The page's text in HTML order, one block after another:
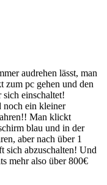
audrehen lässt, man
zum pc gehen und den
einschaltet!
noch ein kleiner
Man klickt
blau und in der
aber nach über 1
sich abzuschalten! Und
mehr also über 800€